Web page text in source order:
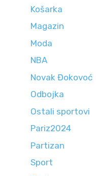
Košarka
Magazin
Moda
NBA
Novak Đokovoć
Odbojka
Ostali sportovi
Pariz2024
Partizan
Sport